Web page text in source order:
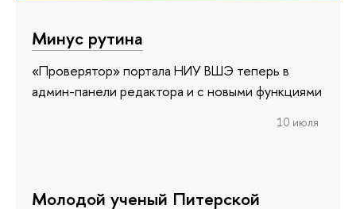
Минус рутина
«Проверятор» портала НИУ ВШЭ теперь в
админ-панели редактора и с новыми функциями
10 июля
Молодой ученый Питерской